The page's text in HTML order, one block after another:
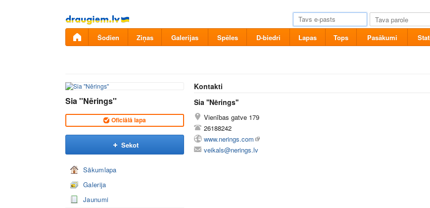
Pāriet
uz
saturu
Šodien Ziņas Galerijas Spēles D-biedri Lapas Tops Pasākumi
Sia ''Nērings''
Oficiālā lapa
Sekot
Sākumlapa
Galerija
Jaunumi
Kontakti
Sia ''Nērings''
Vienības gatve 179
26188242
www.nerings.com
veikals@nerings.lv